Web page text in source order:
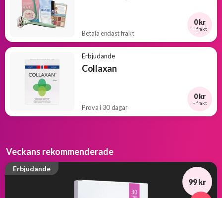
Betala endast frakt
0 kr
+ frakt
Erbjudande
Collaxan
Prova i 30 dagar
0 kr
+ frakt
Veckans rekommenderade
Erbjudande
99 kr